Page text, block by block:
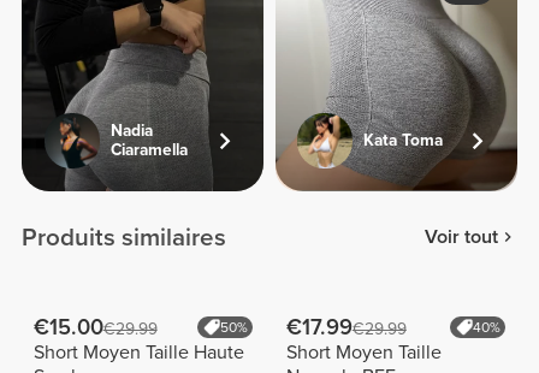
Nadia
Ciaramella
Kata Toma
Produits similaires Voir tout
€15.00€29.99 50%
Short Moyen Taille Haute
€17.99€29.99 40%
Short Moyen Taille